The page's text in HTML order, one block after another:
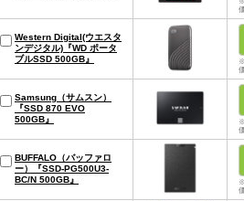
Western Digital(ウエスタ
ンデジタル)『WD ポータ
ブルSSD 500GB』
Samsung（サムスン）
『SSD 870 EVO
500GB』
BUFFALO（バッファロ
ー）『SSD-PG500U3-
BC/N 500GB』